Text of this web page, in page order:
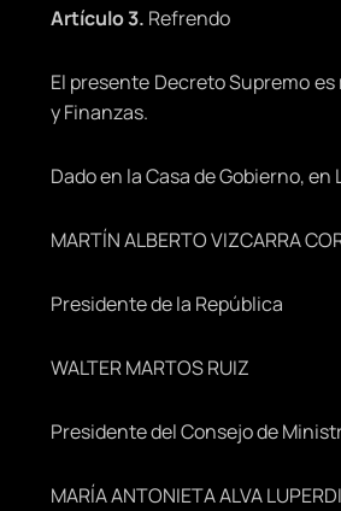
Artículo 3. Refrendo
El presente Decreto Supremo
y Finanzas.
Dado en la Casa de Gobierno,
MARTÍN ALBERTO VIZCARRA
Presidente de la República
WALTER MARTOS RUIZ
Presidente del Consejo de
MARÍA ANTONIETA ALVA LUPERDI